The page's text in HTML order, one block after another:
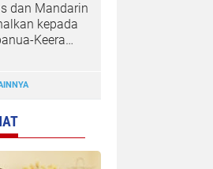
dan Mandarin
kepada
Keera
KKN Unhas